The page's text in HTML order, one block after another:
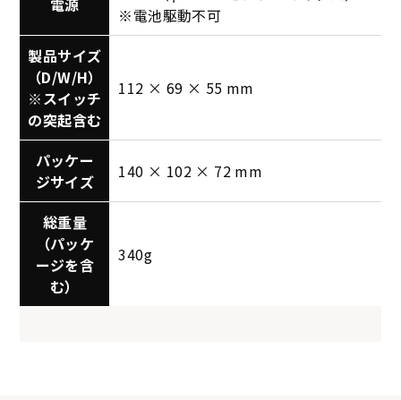
電源
※電池駆動不可
製品サイズ
（D/W/H）
※スイッチ
の突起含む
112 × 69 × 55 mm
パッケー
ジサイズ
140 × 102 × 72 mm
総重量
（パッケ
ージを含
む）
340g